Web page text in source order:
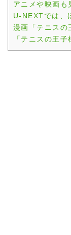
アニメや映画も
U-NEXTでは、
漫画「テニスの
「テニスの王